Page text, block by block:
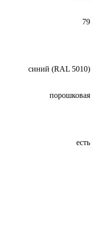
79
синий (RAL 5010)
порошковая
есть